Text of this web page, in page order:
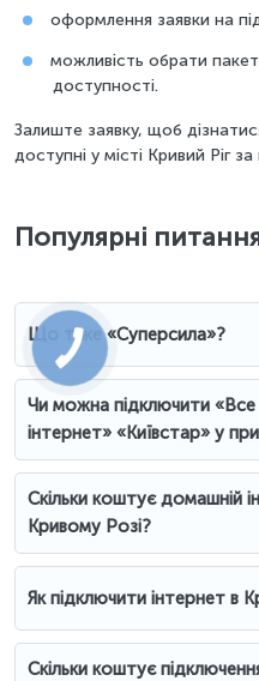
оформлення заявки на
можливість обрати
доступності.
Залиште заявку, щоб
доступні у місті Кривий Ріг
Популярні
Що таке «Суперсила»?
Чи можна підключити
інтернет» «Київстар» у
Скільки коштує домашній
Кривому Розі?
Як підключити інтернет в
Скільки коштує